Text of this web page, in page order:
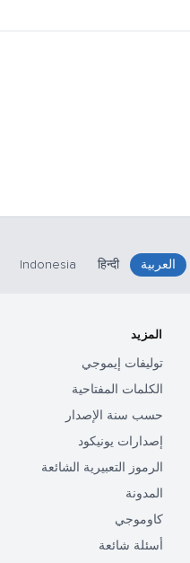
العربية हिन्दी
Indonesia
المزيد
توليفات إيموجي
الكلمات المفتاحية
حسب سنة الإصدار
إصدارات يونيكود
الرموز التعبيرية الشائعة
المدونة
كاوموجي
أسئلة شائعة